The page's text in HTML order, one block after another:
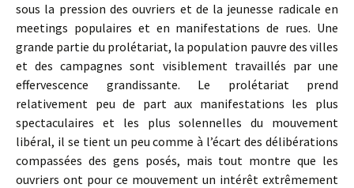
sous la pression des ouvriers et de la jeunesse radicale en
meetings populaires et en ma­nifestations de rues. Une
grande partie du prolétariat, la population pauvre des villes
et des campagnes sont visi­blement travaillés par une
effervescence grandissante. Le prolétariat prend
relativement peu de part aux manifesta­tions les plus
spectaculaires et les plus solennelles du mou­vement
libéral, il se tient un peu comme à l’écart des dé­libérations
compassées des gens posés, mais tout montre que les
ouvriers ont pour ce mouvement un intérêt extrêmement